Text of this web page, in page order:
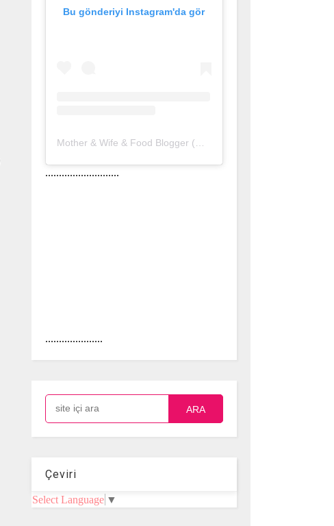
Bu gönderiyi Instagram'da gör
...........................
.....................
ARA
Çeviri
Select Language ▼